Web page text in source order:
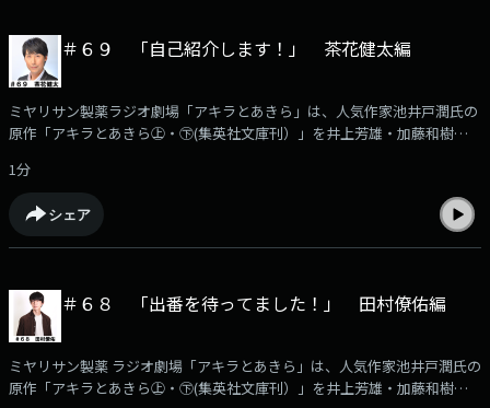
＃６９ 「自己紹介します！」 茶花健太編
ミヤリサン製薬ラジオ劇場「アキラとあきら」は、人気作家池井戸潤氏の
原作「アキラとあきら㊤・㊦(集英社文庫刊）」を井上芳雄・加藤和樹のW
豪華出演者の「収録後の声」を収録！アフタートークとして番組の裏話や
役作りに付いてなど様々なエピソードをお届けします。本編はKBCラジオ
で毎週月曜日ごご6時30分から放送！（日曜あさ７時３０分から再放送）
今回は俳優の茶花健太さんの登場です。
1分
シェア
＃６８ 「出番を待ってました！」 田村僚佑編
ミヤリサン製薬 ラジオ劇場「アキラとあきら」は、人気作家池井戸潤氏の
原作「アキラとあきら㊤・㊦(集英社文庫刊）」を井上芳雄・加藤和樹のW